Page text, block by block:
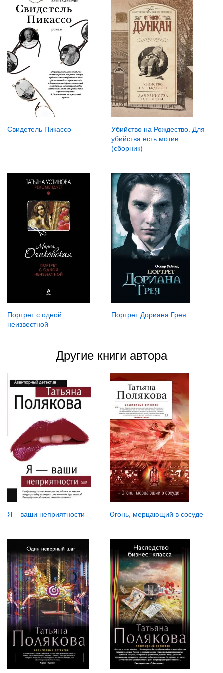
Свидетель Пикассо
Убийство на Рождество. Для
убийства есть мотив
(сборник)
Портрет с одной
неизвестной
Портрет Дориана Грея
Другие книги автора
Я – ваши неприятности Огонь, мерцающий в сосуде